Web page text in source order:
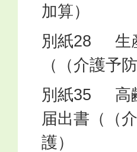
加算）
別紙28 生
（（介護予
別紙35 高
届出書（（
護）